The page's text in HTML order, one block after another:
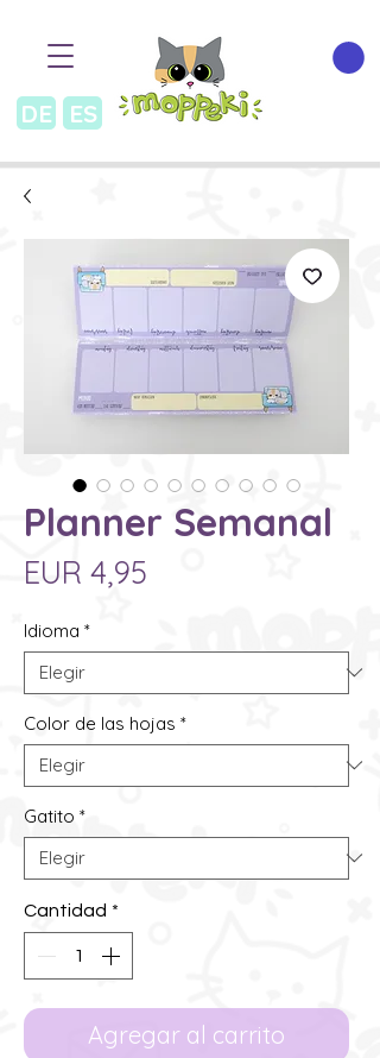
DE ES
Planner Semanal
EUR 4,95
Idioma *
Color de las hojas *
Gatito *
Cantidad *
Agregar al carrito